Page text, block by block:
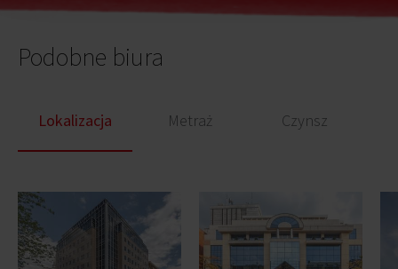
Podobne biura
Lokalizacja Metraż Czynsz